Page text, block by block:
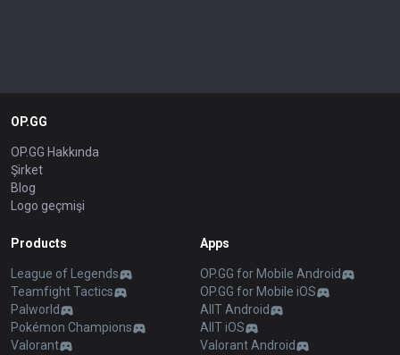
OP.GG
OP.GG Hakkında
Şirket
Blog
Logo geçmişi
Products
League of Legends
Teamfight Tactics
Palworld
Pokémon Champions
Valorant
Apps
OP.GG for Mobile Android
OP.GG for Mobile iOS
AllT Android
AllT iOS
Valorant Android